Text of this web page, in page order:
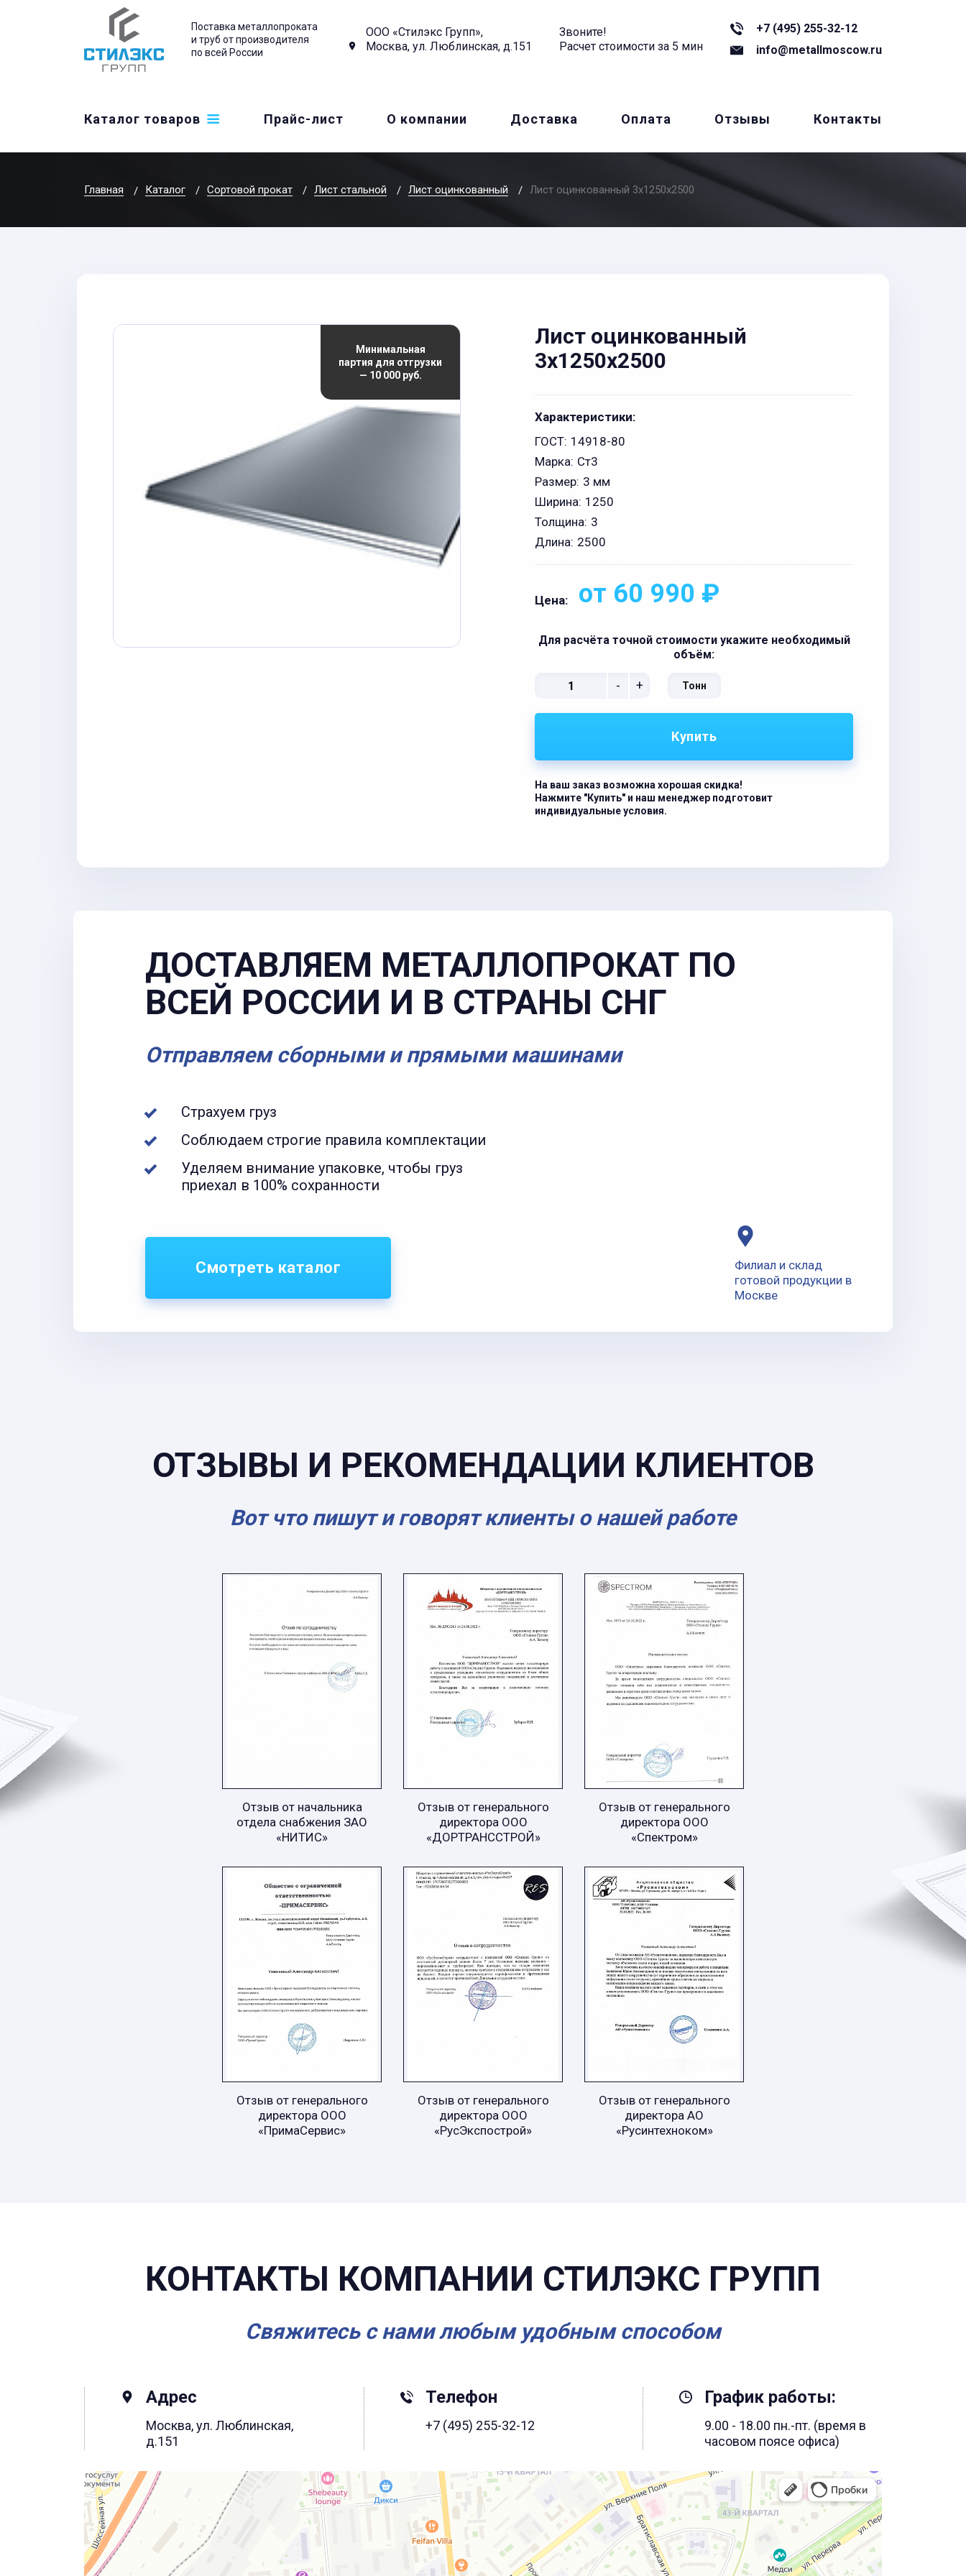
Поставка металлопроката
и труб от производителя
по всей России
ООО «Стилэкс Групп»,
Москва, ул. Люблинская, д.151
Звоните!
Расчет стоимости за 5 мин
+7 (495) 255-32-12
info@metallmoscow.ru
Каталог товаров Прайс-лист О компании Доставка Оплата Отзывы Контакты
Главная Каталог Сортовой прокат Лист стальной Лист оцинкованный Лист оцинкованный 3x1250x2500
Минимальная
партия для отгрузки
— 10 000 руб.
Лист оцинкованный
3x1250x2500
Характеристики:
ГОСТ: 14918-80
Марка: Ст3
Размер: 3 мм
Ширина: 1250
Толщина: 3
Длина: 2500
Цена: от 60 990 ₽
Для расчёта точной стоимости укажите необходимый
объём:
- + Тонн
Купить
На ваш заказ возможна хорошая скидка!
Нажмите "Купить" и наш менеджер подготовит
индивидуальные условия.
Филиал и склад
готовой продукции в
Москве
ДОСТАВЛЯЕМ МЕТАЛЛОПРОКАТ ПО
ВСЕЙ РОССИИ И В СТРАНЫ СНГ
Отправляем сборными и прямыми машинами
Страхуем груз
Соблюдаем строгие правила комплектации
Уделяем внимание упаковке, чтобы груз
приехал в 100% сохранности
Смотреть каталог
ОТЗЫВЫ И РЕКОМЕНДАЦИИ КЛИЕНТОВ
Вот что пишут и говорят клиенты о нашей работе
Отзыв от начальника
отдела снабжения ЗАО
«НИТИС»
Отзыв от генерального
директора ООО
«ДОРТРАНССТРОЙ»
Отзыв от генерального
директора ООО
«Спектром»
Отзыв от генерального
директора ООО
«ПримаСервис»
Отзыв от генерального
директора ООО
«РусЭкспострой»
Отзыв от генерального
директора АО
«Русинтехноком»
КОНТАКТЫ КОМПАНИИ СТИЛЭКС ГРУПП
Свяжитесь с нами любым удобным способом
Адрес
Москва, ул. Люблинская,
д.151
Телефон
+7 (495) 255-32-12
График работы:
9.00 - 18.00 пн.-пт. (время в
часовом поясе офиса)